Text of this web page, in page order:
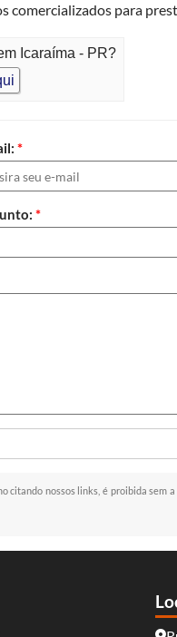
comercializados para
Icaraíma - PR?
*
*
citando nossos links, é proibida